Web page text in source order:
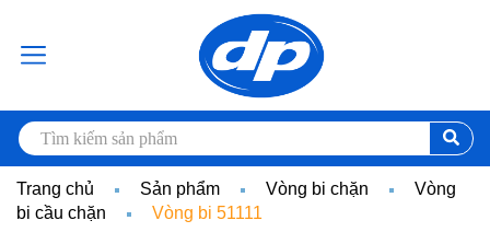
Trang chủ Sản phẩm Vòng bi chặn
Vòng
bi cầu chặn
Vòng bi 51111